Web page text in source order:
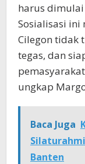
harus
Sosialisasi ini
Cilegon tidak
tegas, dan
ungkap
Baca Juga
Banten